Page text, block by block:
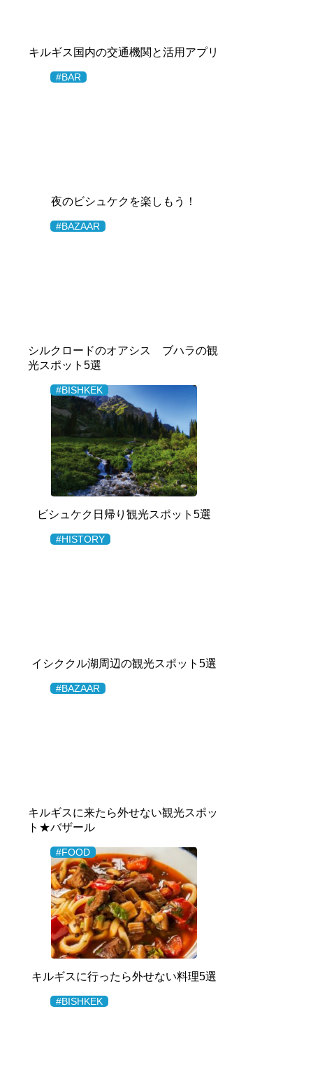
キルギス国内の交通機関と活用アプリ
#BAR
夜のビシュケクを楽しもう！
#BAZAAR
シルクロードのオアシス ブハラの観
光スポット5選
#BISHKEK
ビシュケク日帰り観光スポット5選
#HISTORY
イシククル湖周辺の観光スポット5選
#BAZAAR
キルギスに来たら外せない観光スポッ
ト★バザール
#FOOD
キルギスに行ったら外せない料理5選
#BISHKEK